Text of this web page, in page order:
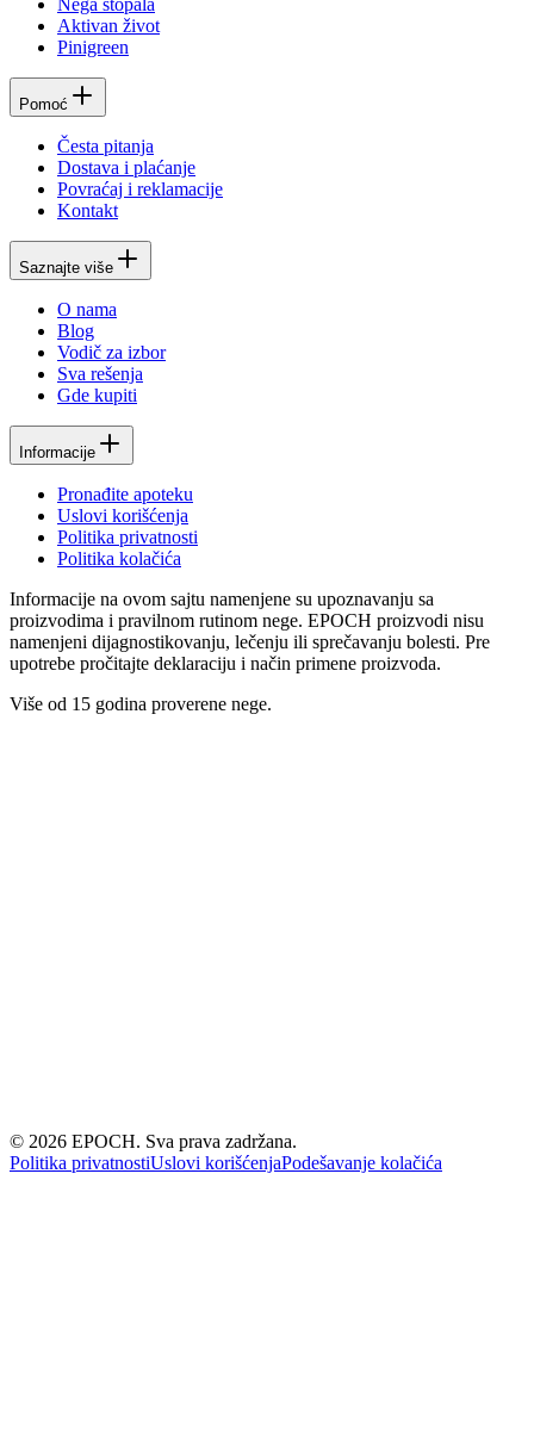
Nega stopala
Aktivan život
Pinigreen
Pomoć
Česta pitanja
Dostava i plaćanje
Povraćaj i reklamacije
Kontakt
Saznajte više
O nama
Blog
Vodič za izbor
Sva rešenja
Gde kupiti
Informacije
Pronađite apoteku
Uslovi korišćenja
Politika privatnosti
Politika kolačića
Informacije na ovom sajtu namenjene su upoznavanju sa
proizvodima i pravilnom rutinom nege. EPOCH proizvodi nisu
namenjeni dijagnostikovanju, lečenju ili sprečavanju bolesti. Pre
upotrebe pročitajte deklaraciju i način primene proizvoda.
Više od 15 godina proverene nege.
© 2026 EPOCH. Sva prava zadržana.
Politika privatnostiUslovi korišćenjaPodešavanje kolačića